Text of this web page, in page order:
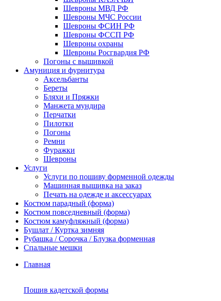
Шевроны МВД РФ
Шевроны МЧС России
Шевроны ФСИН РФ
Шевроны ФССП РФ
Шевроны охраны
Шевроны Росгвардия РФ
Погоны с вышивкой
Амуниция и фурнитура
Аксельбанты
Береты
Бляхи и Пряжки
Манжета мундира
Перчатки
Пилотки
Погоны
Ремни
Фуражки
Шевроны
Услуги
Услуги по пошиву форменной одежды
Машинная вышивка на заказ
Печать на одежде и аксессуарах
Костюм парадный (форма)
Костюм повседневный (форма)
Костюм камуфляжный (форма)
Бушлат / Куртка зимняя
Рубашка / Сорочка / Блузка форменная
Спальные мешки
Главная
Пошив кадетской формы